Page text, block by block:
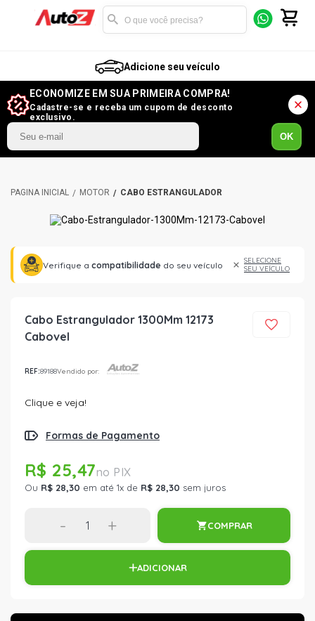
Adicione seu veículo
ECONOMIZE EM SUA PRIMEIRA COMPRA!
Cadastre-se e receba um cupom de desconto
exclusivo.
OK
MOTOR CABO ESTRANGULADOR
Verifique a compatibilidade do seu veículo
SELECIONE
SEU VEÍCULO
Cabo Estrangulador 1300Mm 12173
Cabovel
REF:89188Vendido por:
Clique e veja!
Formas de Pagamento
R$ 25,47
Ou R$ 28,30 em até 1x de R$ 28,30 sem juros
- + COMPRAR
ADICIONAR